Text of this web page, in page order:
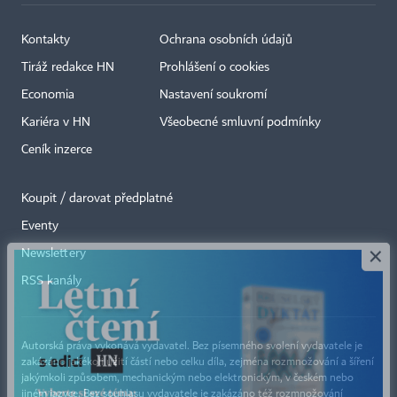
Kontakty
Tiráž redakce HN
Economia
Kariéra v HN
Ceník inzerce
Ochrana osobních údajů
Prohlášení o cookies
Nastavení soukromí
Všeobecné smluvní podmínky
Koupit / darovat předplatné
Eventy
Newslettery
RSS kanály
Autorská práva vykonává vydavatel. Bez písemného svolení vydavatele je
zakázáno jakékoli užití částí nebo celku díla, zejména rozmnožování a šíření
jakýmkoli způsobem, mechanickým nebo elektronickým, v českém nebo
jiném jazyce. Bez souhlasu vydavatele je zakázáno též rozmnožování
×